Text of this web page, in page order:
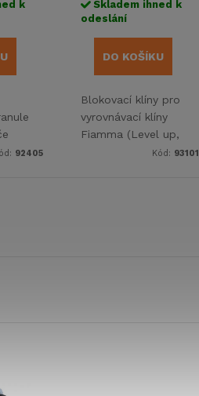
k
92405
Skladem ihned k
odeslání
DO KOŠÍKU
Blokovací klíny pro
vyrovnávací klíny
Fiamma (Level up,
Kód: 93101